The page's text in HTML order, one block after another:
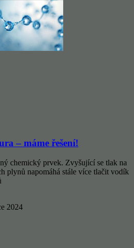
– máme řešení!
chemický prvek. Zvyšující se tlak na
plynů napomáhá stále více tlačit vodík
2024